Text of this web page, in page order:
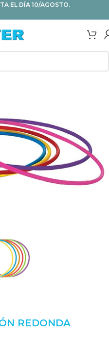
EL DÍA 10/AGOSTO.
REDONDA